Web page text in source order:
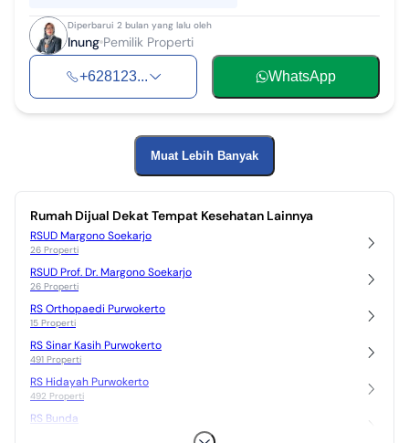
Diperbarui 2 bulan yang lalu oleh
Inung Pemilik Properti
+628123... WhatsApp
Muat Lebih Banyak
Rumah Dijual Dekat Tempat Kesehatan Lainnya
RSUD Margono Soekarjo
26 Properti
RSUD Prof. Dr. Margono Soekarjo
26 Properti
RS Orthopaedi Purwokerto
15 Properti
RS Sinar Kasih Purwokerto
491 Properti
RS Hidayah Purwokerto
492 Properti
RS Bunda